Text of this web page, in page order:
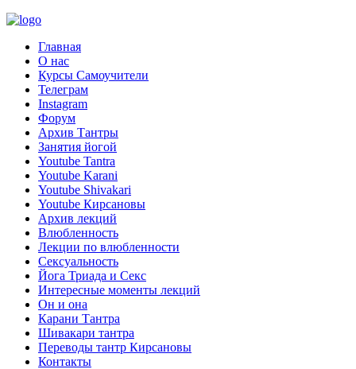
Главная
О нас
Курсы Самоучители
Телеграм
Instagram
Форум
Архив Тантры
Занятия йогой
Youtube Tantra
Youtube Karani
Youtube Shivakari
Youtube Кирсановы
Архив лекций
Влюбленность
Лекции по влюбленности
Сексуальность
Йога Триада и Секс
Интересные моменты лекций
Он и она
Карани Тантра
Шивакари тантра
Переводы тантр Кирсановы
Контакты